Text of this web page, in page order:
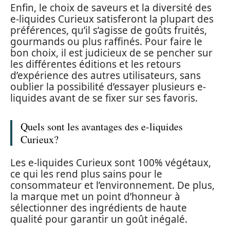
Enfin, le choix de saveurs et la diversité des
e-liquides Curieux satisferont la plupart des
préférences, qu’il s’agisse de goûts fruités,
gourmands ou plus raffinés. Pour faire le
bon choix, il est judicieux de se pencher sur
les différentes éditions et les retours
d’expérience des autres utilisateurs, sans
oublier la possibilité d’essayer plusieurs e-
liquides avant de se fixer sur ses favoris.
Quels sont les avantages des e-liquides
Curieux?
Les e-liquides Curieux sont 100% végétaux,
ce qui les rend plus sains pour le
consommateur et l’environnement. De plus,
la marque met un point d’honneur à
sélectionner des ingrédients de haute
qualité pour garantir un goût inégalé.